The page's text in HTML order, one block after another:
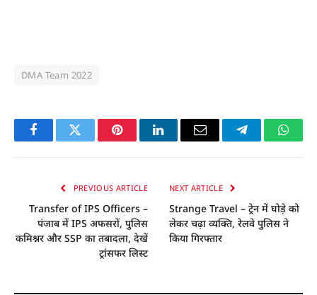
DMA Team 2022
FacebookTwitter PinterestLinkedInEmail Telegram
PREVIOUS ARTICLE
Transfer of IPS Officers –
पंजाब में IPS अफसरों, पुलिस
कमिश्नर और SSP का तबादला, देखें
ट्रांसफर लिस्ट
NEXT ARTICLE
Strange Travel – ट्रेन में घोड़े को
लेकर चढ़ा व्यक्ति, रेलवे पुलिस ने
किया गिरफ्तार